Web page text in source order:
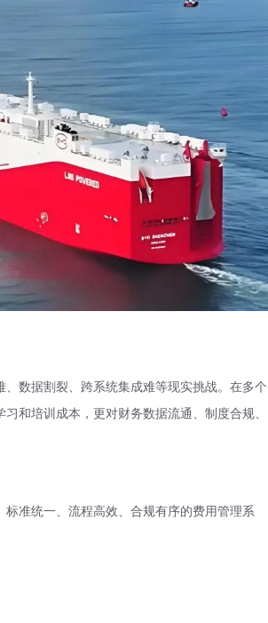
数据割裂、跨系统集成难等现实挑战。在多个
和培训成本，更对财务数据流通、制度合规、
准统一、流程高效、合规有序的费用管理系